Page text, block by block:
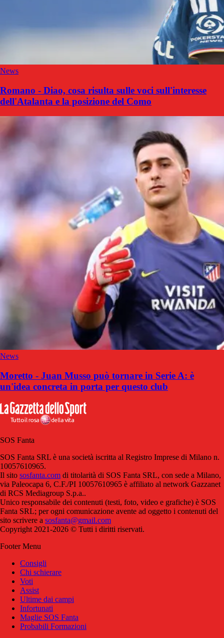
News
Romano - Diao, cosa risulta sulle voci sull'interesse
dell'Atalanta e la posizione del Como
News
Moretto - Juan Musso può tornare in Serie A: è
un'idea concreta in porta per questo club
SOS Fanta
SOS Fanta SRL è una società iscritta al Registro Imprese di Milano n.
10057610965.
Il sito sosfanta.com di titolarità di SOS Fanta SRL, con sede a Milano,
via Paleocapa 6, C.F./PI 10057610965 è affiliato al network Gazzanet
di RCS Mediagroup S.p.a..
Unico responsabile dei contenuti (testi, foto, video e grafiche) è SOS
Fanta SRL; per ogni comunicazione avente ad oggetto i contenuti del
sito scrivere a sosfanta@gmail.com
Copyright 2021-2026 © Tutti i diritti riservati.
Footer Menu
Consigli
Chi schierare
Voti
Assist
Ultime dai campi
Infortunati
Maglie SOS Fanta
Probabili Formazioni